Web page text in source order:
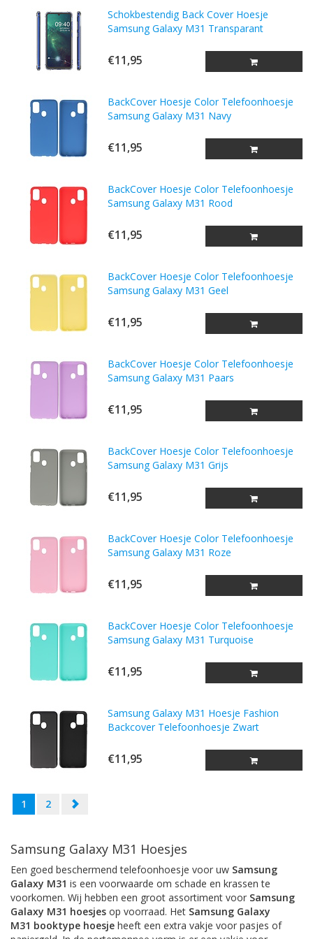
Schokbestendig Back Cover Hoesje
Samsung Galaxy M31 Transparant
€11,95
BackCover Hoesje Color Telefoonhoesje
Samsung Galaxy M31 Navy
€11,95
BackCover Hoesje Color Telefoonhoesje
Samsung Galaxy M31 Rood
€11,95
BackCover Hoesje Color Telefoonhoesje
Samsung Galaxy M31 Geel
€11,95
BackCover Hoesje Color Telefoonhoesje
Samsung Galaxy M31 Paars
€11,95
BackCover Hoesje Color Telefoonhoesje
Samsung Galaxy M31 Grijs
€11,95
BackCover Hoesje Color Telefoonhoesje
Samsung Galaxy M31 Roze
€11,95
BackCover Hoesje Color Telefoonhoesje
Samsung Galaxy M31 Turquoise
€11,95
Samsung Galaxy M31 Hoesje Fashion
Backcover Telefoonhoesje Zwart
€11,95
1 2
Samsung Galaxy M31 Hoesjes
Een goed beschermend telefoonhoesje voor uw Samsung
Galaxy M31 is een voorwaarde om schade en krassen te
voorkomen. Wij hebben een groot assortiment voor Samsung
Galaxy M31 hoesjes op voorraad. Het Samsung Galaxy
M31 booktype hoesje heeft een extra vakje voor pasjes of